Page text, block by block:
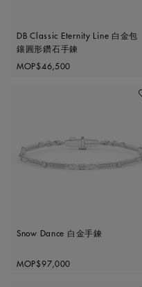
DB Classic Eternity Line 白金包
鑲圓形鑽石手鍊
Original price
MOP$46,500
Snow Dance 白金手鍊
Original price
MOP$97,000